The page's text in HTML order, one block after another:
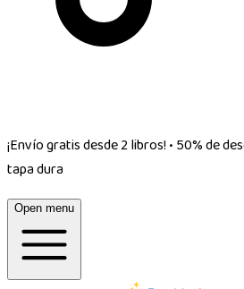
¡Envío gratis desde 2 libros!•50% de
tapa dura
Open menu